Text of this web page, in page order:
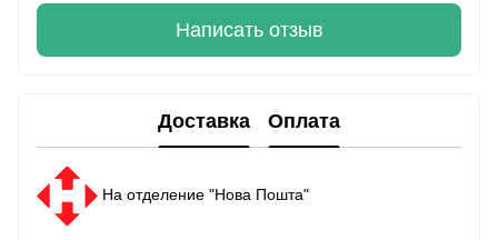
Написать отзыв
Доставка Оплата
На отделение "Нова Пошта"